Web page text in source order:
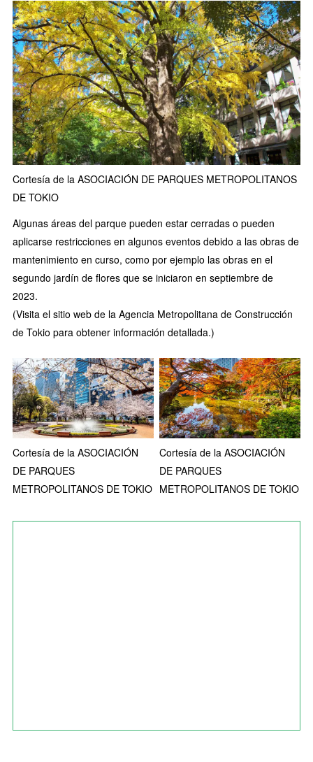
Cortesía de la ASOCIACIÓN DE PARQUES METROPOLITANOS
DE TOKIO
Algunas áreas del parque pueden estar cerradas o pueden
aplicarse restricciones en algunos eventos debido a las obras de
mantenimiento en curso, como por ejemplo las obras en el
segundo jardín de flores que se iniciaron en septiembre de
2023.
(Visita el sitio web de la Agencia Metropolitana de Construcción
de Tokio para obtener información detallada.)
Cortesía de la ASOCIACIÓN
DE PARQUES
METROPOLITANOS DE TOKIO
Cortesía de la ASOCIACIÓN
DE PARQUES
METROPOLITANOS DE TOKIO